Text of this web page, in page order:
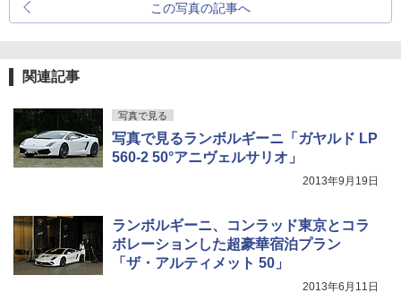
この写真の記事へ
関連記事
写真で見る
写真で見るランボルギーニ「ガヤルド LP
560-2 50°アニヴェルサリオ」
2013年9月19日
ランボルギーニ、コンラッド東京とコラ
ボレーションした超豪華宿泊プラン
「ザ・アルティメット 50」
2013年6月11日